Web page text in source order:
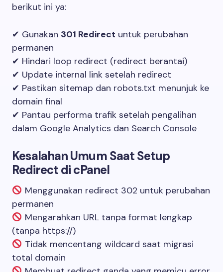
berikut ini ya:
✔ Gunakan 301 Redirect untuk perubahan
permanen
✔ Hindari loop redirect (redirect berantai)
✔ Update internal link setelah redirect
✔ Pastikan sitemap dan robots.txt menunjuk ke
domain final
✔ Pantau performa trafik setelah pengalihan
dalam Google Analytics dan Search Console
Kesalahan Umum Saat Setup
Redirect di cPanel
Menggunakan redirect 302 untuk perubahan
permanen
Mengarahkan URL tanpa format lengkap
(tanpa https://)
Tidak mencentang wildcard saat migrasi
total domain